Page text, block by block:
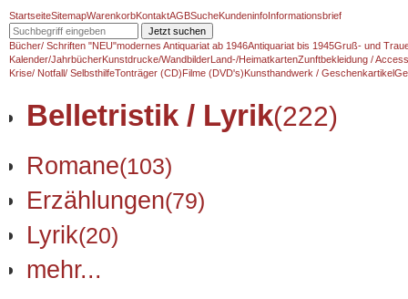
StartseiteSitemapWarenkorbKontaktAGBSucheKundeninfoInformationsbrief
Jetzt suchen
Bücher/ Schriften "NEU"modernes Antiquariat ab 1946Antiquariat bis 1945Gruß- und
Kalender/JahrbücherKunstdrucke/WandbilderLand-/HeimatkartenZunftbekleidung /
Krise/ Notfall/ SelbsthilfeTonträger (CD)Filme (DVD's)Kunsthandwerk / Geschenkartikel
Belletristik / Lyrik(222)
Romane(103)
Erzählungen(79)
Lyrik(20)
mehr...